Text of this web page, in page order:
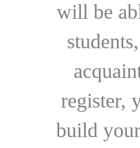
will be
register,
build